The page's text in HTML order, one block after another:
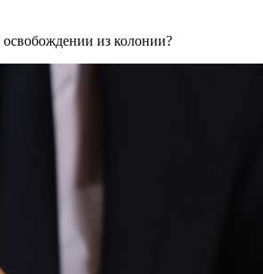
из колонии?